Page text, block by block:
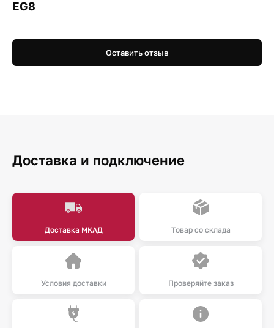
EG8
Оставить отзыв
Доставка и подключение
Доставка МКАД Товар со склада
Условия доставки Проверяйте заказ